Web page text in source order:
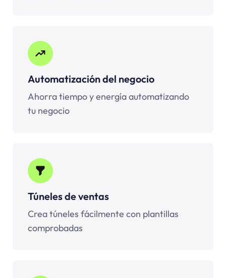
Automatización del negocio
Ahorra tiempo y energía automatizando
tu negocio
Túneles de ventas
Crea túneles fácilmente con plantillas
comprobadas